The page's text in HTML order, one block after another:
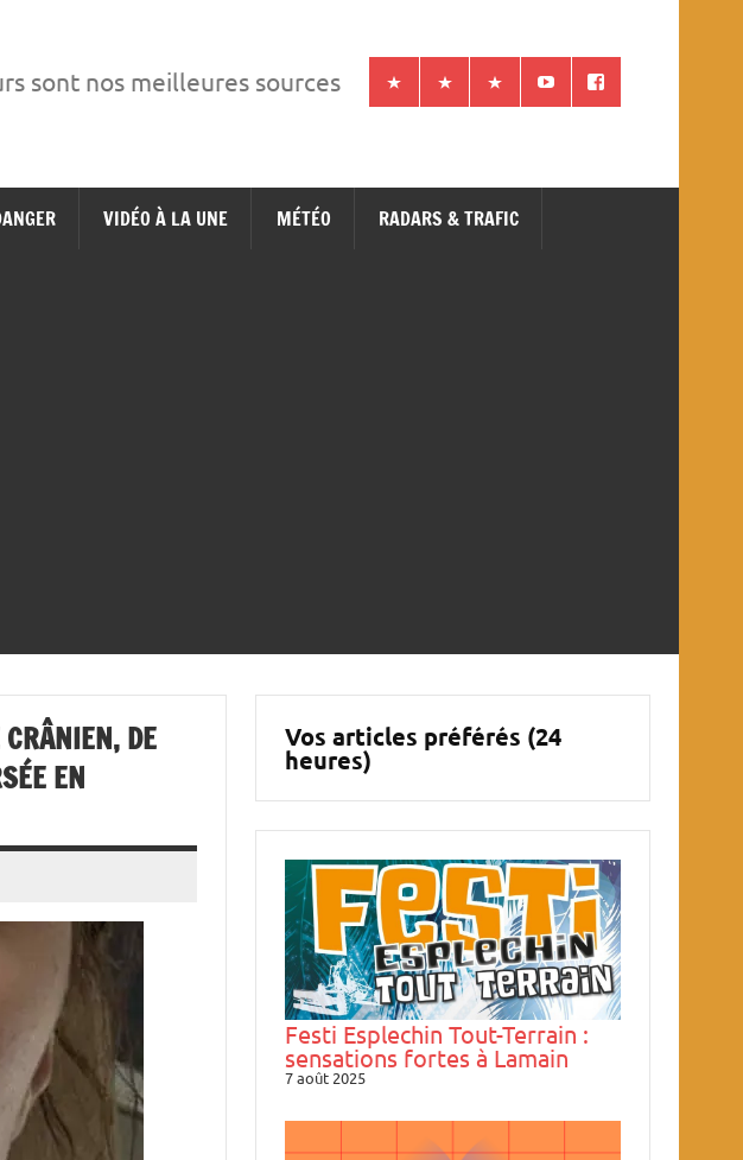
sont nos meilleures sources
VIDÉO À LA UNE MÉTÉO RADARS & TRAFIC
DE
EN
Vos articles préférés (24
heures)
Festi Esplechin Tout-Terrain :
sensations fortes à Lamain
7 août 2025